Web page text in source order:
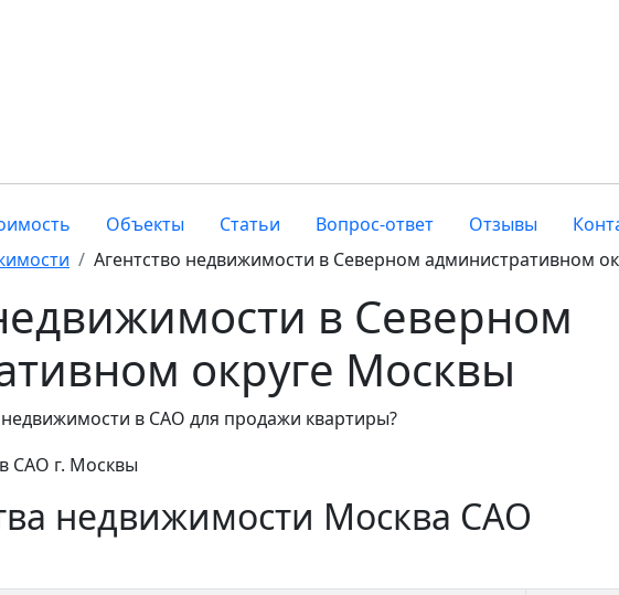
Объекты Статьи Вопрос-ответ Отзывы
Агентство недвижимости в Северном административном
в Северном
округе Москвы
в САО для продажи квартиры?
недвижимости Москва САО